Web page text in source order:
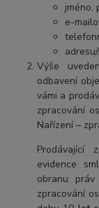
jméno,
e-
Výše
odbavení
vámi a
zpracování
Nařízení –
Prodávající
evidence
obranu
zpracování